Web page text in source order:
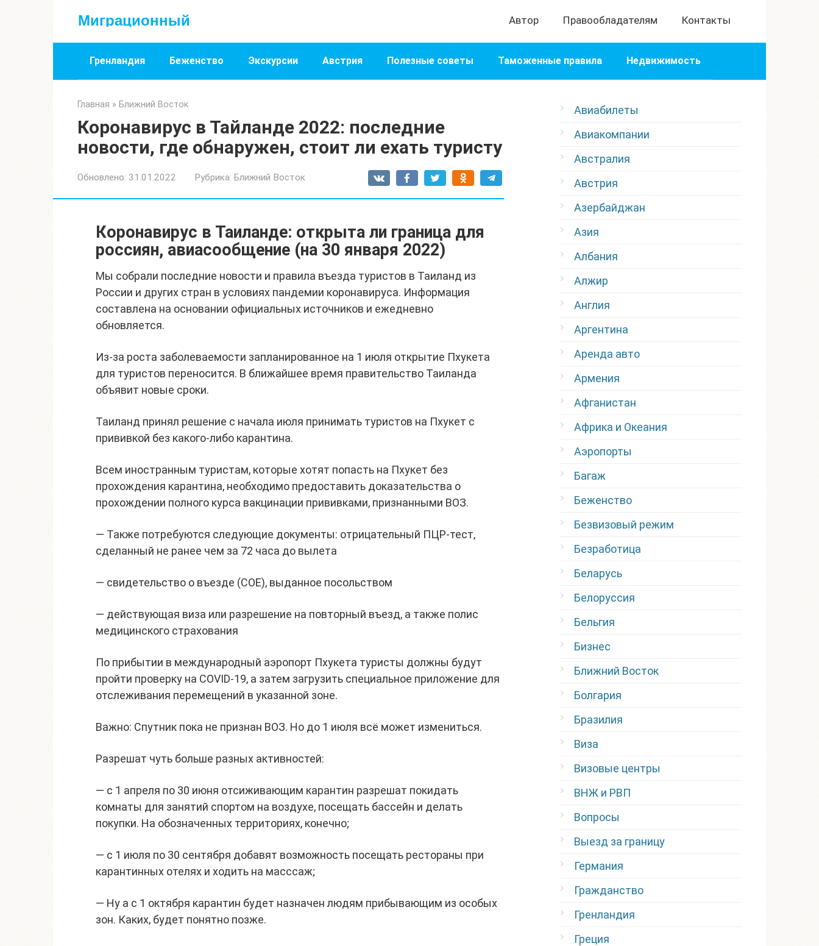
Миграционный Автор Правообладателям Контакты
Гренландия Беженство Экскурсии Австрия Полезные советы Таможенные правила Недвижимость
Главная » Ближний Восток
Коронавирус в Тайланде 2022: последние
новости, где обнаружен, стоит ли ехать туристу
Обновлено: 31.01.2022 Рубрика: Ближний Восток
Коронавирус в Таиланде: открыта ли граница для
россиян, авиасообщение (на 30 января 2022)
Мы собрали последние новости и правила въезда туристов в Таиланд из
России и других стран в условиях пандемии коронавируса. Информация
составлена на основании официальных источников и ежедневно
обновляется.
Из-за роста заболеваемости запланированное на 1 июля открытие Пхукета
для туристов переносится. В ближайшее время правительство Таиланда
объявит новые сроки.
Таиланд принял решение с начала июля принимать туристов на Пхукет с
прививкой без какого-либо карантина.
Всем иностранным туристам, которые хотят попасть на Пхукет без
прохождения карантина, необходимо предоставить доказательства о
прохождении полного курса вакцинации прививками, признанными ВОЗ.
— Также потребуются следующие документы: отрицательный ПЦР-тест,
сделанный не ранее чем за 72 часа до вылета
— свидетельство о въезде (COE), выданное посольством
— действующая виза или разрешение на повторный въезд, а также полис
медицинского страхования
По прибытии в международный аэропорт Пхукета туристы должны будут
пройти проверку на COVID-19, а затем загрузить специальное приложение для
отслеживания перемещений в указанной зоне.
Важно: Спутник пока не признан ВОЗ. Но до 1 июля всё может измениться.
Разрешат чуть больше разных активностей:
— с 1 апреля по 30 июня отсиживающим карантин разрешат покидать
комнаты для занятий спортом на воздухе, посещать бассейн и делать
покупки. На обозначенных территориях, конечно;
— c 1 июля по 30 сентября добавят возможность посещать рестораны при
карантинных отелях и ходить на масссаж;
— Ну а с 1 октября карантин будет назначен людям прибывающим из особых
зон. Каких, будет понятно позже.
Авиабилеты
Авиакомпании
Австралия
Австрия
Азербайджан
Азия
Албания
Алжир
Англия
Аргентина
Аренда авто
Армения
Афганистан
Африка и Океания
Аэропорты
Багаж
Беженство
Безвизовый режим
Безработица
Беларусь
Белоруссия
Бельгия
Бизнес
Ближний Восток
Болгария
Бразилия
Виза
Визовые центры
ВНЖ и РВП
Вопросы
Выезд за границу
Германия
Гражданство
Гренландия
Греция